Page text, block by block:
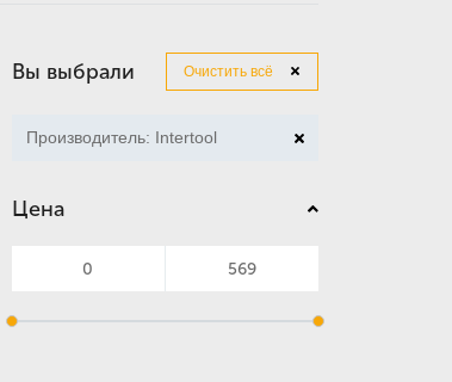
Вы выбрали Очистить всё
Производитель: Intertool
Цена